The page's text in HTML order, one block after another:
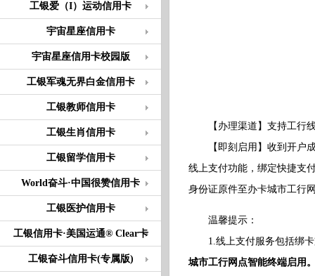
工银爱（I）运动信用卡
宇宙星座信用卡
宇宙星座信用卡校园版
工银军魂无界白金信用卡
工银教师信用卡
工银生肖信用卡
工银留学信用卡
World奋斗·中国很赞信用卡
工银医护信用卡
工银信用卡·美国运通® Clear卡
工银奋斗信用卡(专属版)
【办理渠道】支持工行线
【即刻启用】收到开户成
线上支付功能，绑定快捷支
身份证原件至办卡城市工行
温馨提示：
1.线上支付服务包括绑卡
城市工行网点智能终端启用